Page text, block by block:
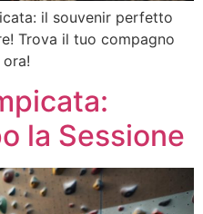
il souvenir perfetto
Trova il tuo compagno
la Sessione